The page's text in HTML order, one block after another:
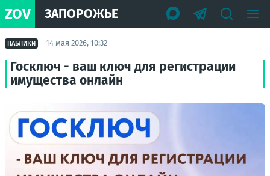
ZOV ЗАПОРОЖЬЕ
ПАБЛИКИ 14 мая 2026, 10:32
Госключ - ваш ключ для регистрации
имущества онлайн